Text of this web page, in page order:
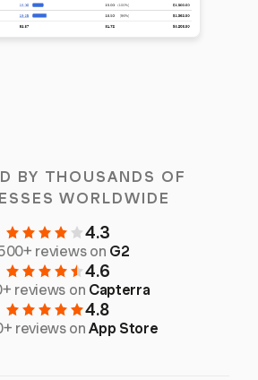
BY THOUSANDS OF
WORLDWIDE
4.3
reviews on G2
4.6
reviews on Capterra
4.8
reviews onApp Store